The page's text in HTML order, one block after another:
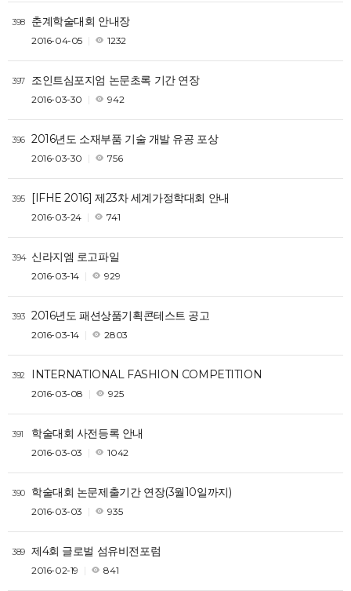
398 춘계학술대회 안내장
2016-04-05 1232
397 조인트심포지엄 논문초록 기간 연장
2016-03-30 942
396 2016년도 소재부품 기술 개발 유공 포상
2016-03-30 756
395 [IFHE 2016] 제23차 세계가정학대회 안내
2016-03-24 741
394 신라지엠 로고파일
2016-03-14 929
393 2016년도 패션상품기획콘테스트 공고
2016-03-14 2803
392 INTERNATIONAL FASHION COMPETITION
2016-03-08 925
391 학술대회 사전등록 안내
2016-03-03 1042
390 학술대회 논문제출기간 연장(3월10일까지)
2016-03-03 935
389 제4회 글로벌 섬유비전포럼
2016-02-19 841